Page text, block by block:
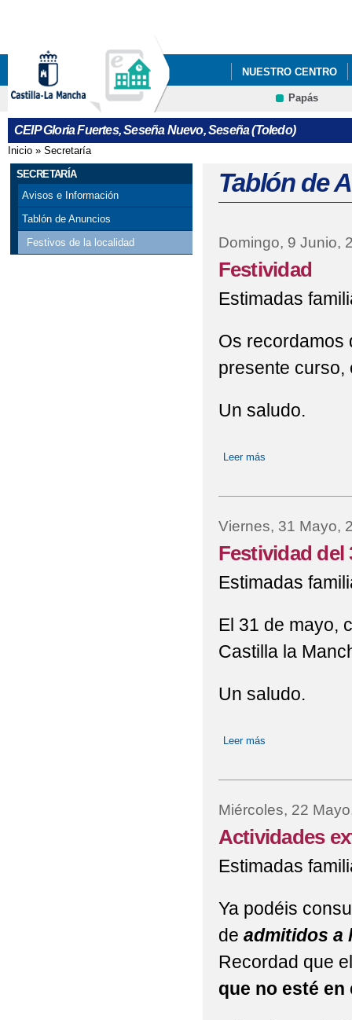
NUESTRO CENTRO
Papás
CEIP Gloria Fuertes, Seseña Nuevo, Seseña (Toledo)
Se encuentra usted aquí
Inicio » Secretaría
SECRETARÍA
Avisos e Información
Tablón de Anuncios
Festivos de la localidad
Tablón de
Domingo, 9 Junio,
Festividad
Estimadas
Os recordamos
presente curso,
Un saludo.
Leer más
Viernes, 31 Mayo,
Festividad del
Estimadas
El 31 de mayo,
Castilla la
Un saludo.
Leer más
Miércoles, 22
Actividades
Estimadas
Ya podéis
de admitidos a
Recordad que
que no esté